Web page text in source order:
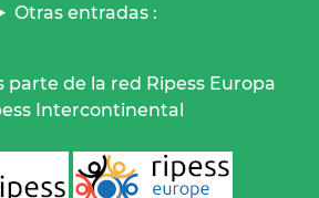
Otras entradas :
parte de la red Ripess Europa
Intercontinental